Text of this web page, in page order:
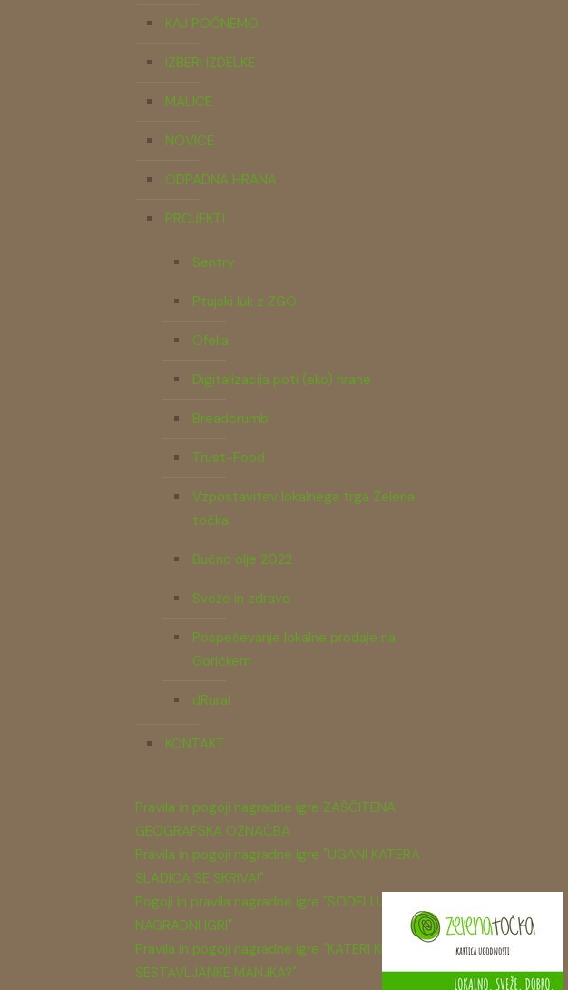
KAJ POČNEMO
IZBERI IZDELKE
MALICE
NOVICE
ODPADNA HRANA
PROJEKTI
Sentry
Ptujski lük z ZGO
Ofelia
Digitalizacija poti (eko) hrane
Breadcrumb
Trust-Food
Vzpostavitev lokalnega trga Zelena
točka
Bučno olje 2022
Sveže in zdravo
Pospeševanje lokalne prodaje na
Goričkem
dRural
KONTAKT
Pravila in pogoji nagradne igre ZAŠČITENA
GEOGRAFSKA OZNAČBA
Pravila in pogoji nagradne igre "UGANI KATERA
SLADICA SE SKRIVA!"
Pogoji in pravila nagradne igre "SODELUJ V
NAGRADNI IGRI"
Pravila in pogoji nagradne igre "KATERI KOS
SESTAVLJANKE MANJKA?"